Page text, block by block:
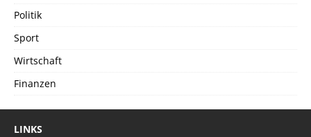
Politik
Sport
Wirtschaft
Finanzen
LINKS